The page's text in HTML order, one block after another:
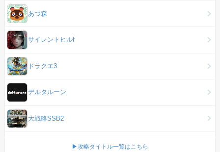
あつ森
サイレントヒルf
ドラクエ3
デルタルーン
大戦略SSB2
▶攻略タイトル一覧はこちら